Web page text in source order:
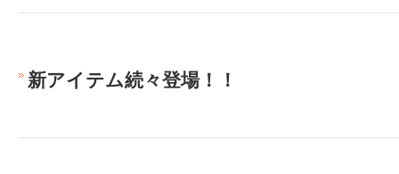
新アイテム続々登場！！